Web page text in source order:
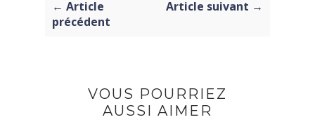
← Article
précédent
Article suivant →
VOUS POURRIEZ
AUSSI AIMER